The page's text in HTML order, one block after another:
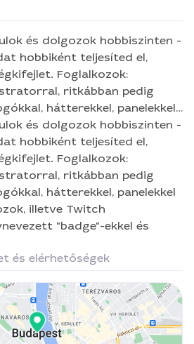
és dolgozok hobbiszinten -
hobbiként teljesíted el,
Foglalkozok:
ritkábban pedig
hátterekkel, panelekkel
illetve Twitch
"badge"-ekkel és
és dolgozok hobbiszinten -
hobbiként teljesíted el,
Foglalkozok:
ritkábban pedig
hátterekkel, panelekkel
illetve Twitch
"badge"-ekkel és
és elérhetőségek